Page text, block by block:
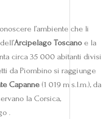
l’ambiente che li
Arcipelago Toscano e la
circa 35 000 abitanti divisi
da Piombino si raggiunge
Capanne (1 019 m s.l.m.), da
la Corsica,
.